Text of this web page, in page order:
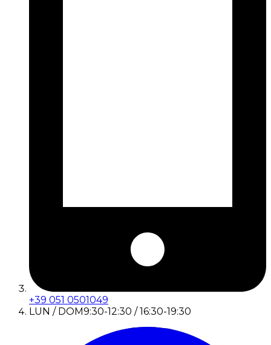
+39 051 0501049
LUN / DOM9:30-12:30 / 16:30-19:30